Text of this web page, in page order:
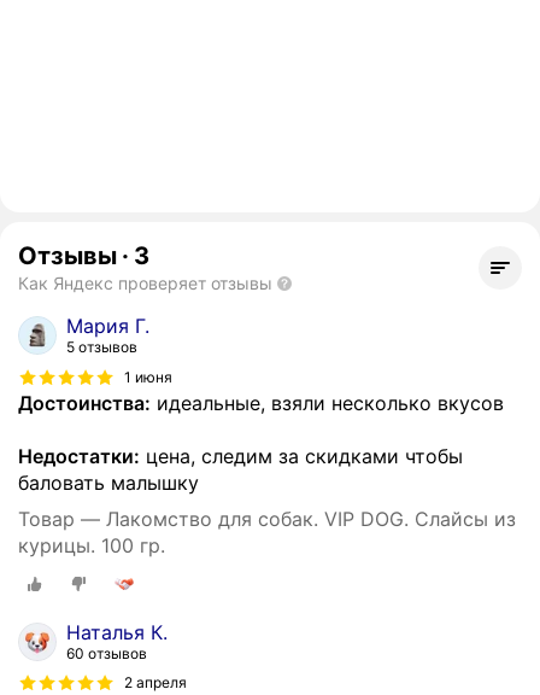
Отзывы · 3
Как Яндекс проверяет отзывы
Мария Г.
5 отзывов
1 июня
Достоинства: идеальные, взяли несколько вкусов
Недостатки: цена, следим за скидками чтобы
баловать малышку
Товар — Лакомство для собак. VIP DOG. Слайсы из
курицы. 100 гр.
Наталья К.
60 отзывов
2 апреля